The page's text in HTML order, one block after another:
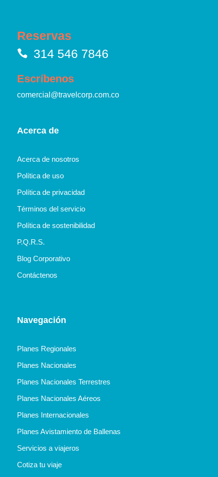
Reservas
314 546 7846
Escríbenos
comercial@travelcorp.com.co
Acerca de
Acerca de nosotros
Política de uso
Política de privacidad
Términos del servicio
Política de sostenibilidad
P.Q.R.S.
Blog Corporativo
Contáctenos
Navegación
Planes Regionales
Planes Nacionales
Planes Nacionales Terrestres
Planes Nacionales Aéreos
Planes Internacionales
Planes Avistamiento de Ballenas
Servicios a viajeros
Cotiza tu viaje